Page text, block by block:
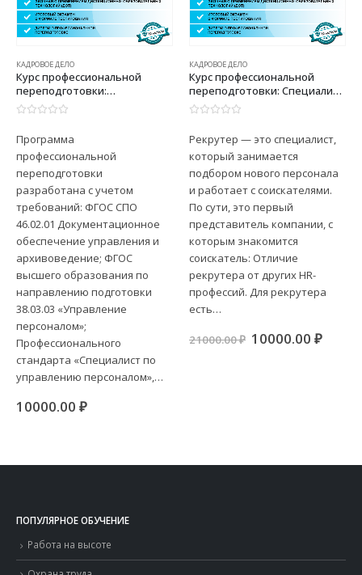
₽.
КАДРОВОЕ ДЕЛО
Курс профессиональной
переподготовки:
Особенности оформления
кадровых документов и
делопроизводства с
присвоением квалификации
«Специалист по кадровому
делопроизводству»
Программа
профессиональной
переподготовки
разработана с учетом
требований: ФГОС СПО
46.02.01 Документационное
обеспечение управления и
архивоведение; ФГОС
высшего образования по
направлению подготовки
38.03.03 «Управление
персоналом»;
Профессионального
стандарта «Специалист по
управлению персоналом»,…
10000.00 ₽
КАДРОВОЕ ДЕЛО
Курс профессиональной
переподготовки: Специалист
по подбору и оценке
персонала (Старший
Рекрутер — это специалист,
который занимается
подбором нового персонала
и работает с соискателями.
По сути, это первый
представитель компании, с
которым знакомится
соискатель: Отличие
рекрутера от других HR-
профессий. Для рекрутера
есть…
21000.00₽ 10000.00 ₽
ПОПУЛЯРНОЕ ОБУЧЕНИЕ
Работа на высоте